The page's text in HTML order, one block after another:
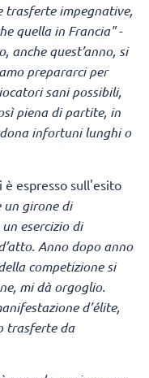
trasferte impegnative,
quella in Francia"-
anche quest’anno, si
prepararci per
sani possibili,
piena di partite, in
infortuni lunghi o
è espresso sull'esito
un girone di
esercizio di
Anno dopo anno
competizione si
mi dà orgoglio.
d’élite,
trasferte da